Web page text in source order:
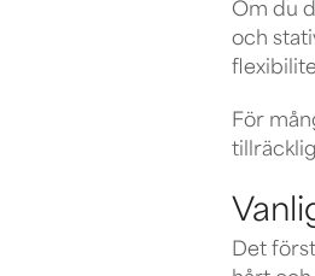
Om du
och
För
Det